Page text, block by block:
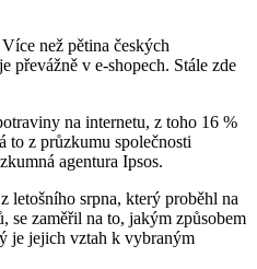
než pětina českých
převážně v e-shopech. Stále zde
na internetu, z toho 16 %
to z průzkumu společnosti
agentura Ipsos.
letošního srpna, který proběhl na
se zaměřil na to, jakým způsobem
je jejich vztah k vybraným